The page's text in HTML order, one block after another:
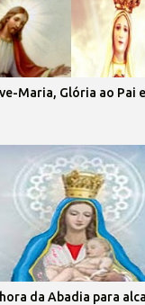
Maria, Glória ao Pai
da Abadia para